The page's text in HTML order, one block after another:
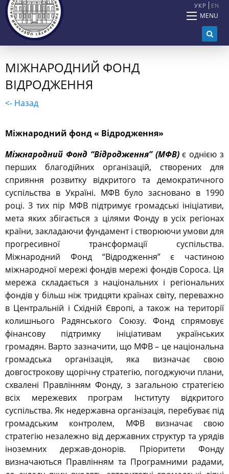
УКР EN
MENU
МІЖНАРОДНИЙ ФОНД
ВІДРОДЖЕННЯ
<- Назад
Міжнародний фонд « Відродження»
Міжнародний Фонд “Відродження” (МФВ)є однією з
перших благодійних організацій, створених для
сприяння розвитку відкритого та демократичного
суспільства в Україні. МФВ було засновано в 1990
році. З тих пір МФВ підтримує громадські ініціативи,
мета яких збігається з цілями Фонду в усіх регіонах
країни, закладаючи фундамент і створюючи умови для
прогресивної трансформації суспільства.
Міжнародний Фонд “Відродження” є частиною
міжнародної мережі фондів мережі фондів Сороса. Ця
мережа складається з національних і регіональних
фондів у більш ніж тридцяти країнах світу, переважно
в Центральній і Східній Європі, а також на території
колишнього Радянського Союзу. Фонд спрямовує
фінансову підтримку ініціативам українських
громадян. Варто зазначити, що МФВ – це національна
громадська організація, яка визначає свою
довгострокову щорічну стратегію, погоджуючи плани,
схвалені Правлінням Фонду, з загальною стратегією
всіх мережевих програм Інституту відкритого
суспільства. Як недержавна організація, перебуває під
громадським контролем, МФВ визначає свою
стратегію незалежно від державних структур та урядів
іноземних держав-донорів. Пріоритети Фонду
визначаються Правлінням та Програмними радами,